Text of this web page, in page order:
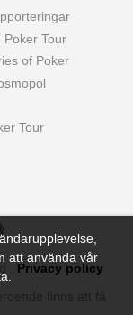
Poker Tour
of Poker
Tour
. Privacy policy
finns att få
att använda vår